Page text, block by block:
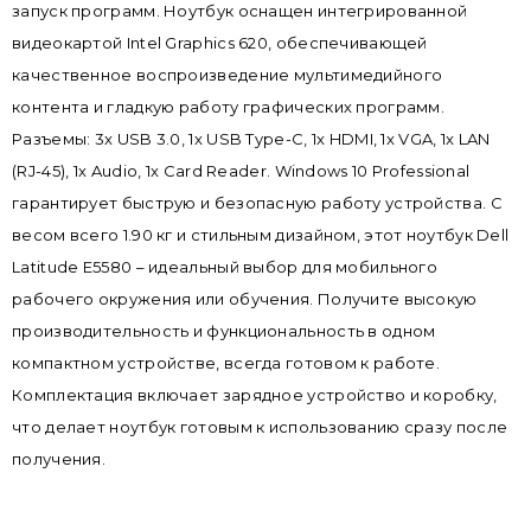
запуск программ. Ноутбук оснащен интегрированной
видеокартой Intel Graphics 620, обеспечивающей
качественное воспроизведение мультимедийного
контента и гладкую работу графических программ.
Разъемы: 3x USB 3.0, 1x USB Type-C, 1x HDMI, 1x VGA, 1x LAN
(RJ-45), 1x Audio, 1x Card Reader. Windows 10 Professional
гарантирует быструю и безопасную работу устройства. С
весом всего 1.90 кг и стильным дизайном, этот ноутбук Dell
Latitude E5580 – идеальный выбор для мобильного
рабочего окружения или обучения. Получите высокую
производительность и функциональность в одном
компактном устройстве, всегда готовом к работе.
Комплектация включает зарядное устройство и коробку,
что делает ноутбук готовым к использованию сразу после
получения.